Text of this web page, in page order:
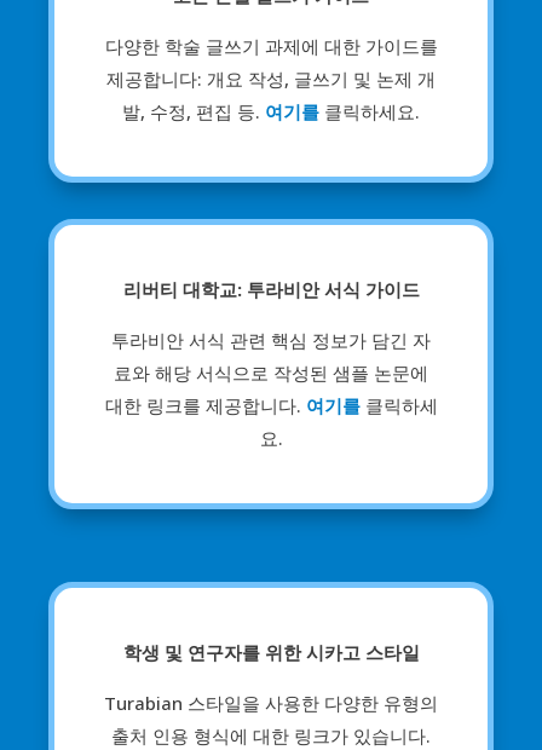
다양한 학술 글쓰기 과제에 대한 가이드를
제공합니다: 개요 작성, 글쓰기 및 논제 개
발, 수정, 편집 등. 여기를 클릭하세요.
리버티 대학교: 투라비안 서식 가이드
투라비안 서식 관련 핵심 정보가 담긴 자
료와 해당 서식으로 작성된 샘플 논문에
대한 링크를 제공합니다. 여기를클릭하세
요.
학생 및 연구자를 위한 시카고 스타일
Turabian 스타일을 사용한 다양한 유형의
출처 인용 형식에 대한 링크가 있습니다.